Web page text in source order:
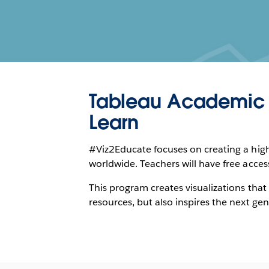
Tableau Academic
Learn
#Viz2Educate focuses on creating a
worldwide. Teachers will have free
This program creates visualizations
resources, but also inspires the next